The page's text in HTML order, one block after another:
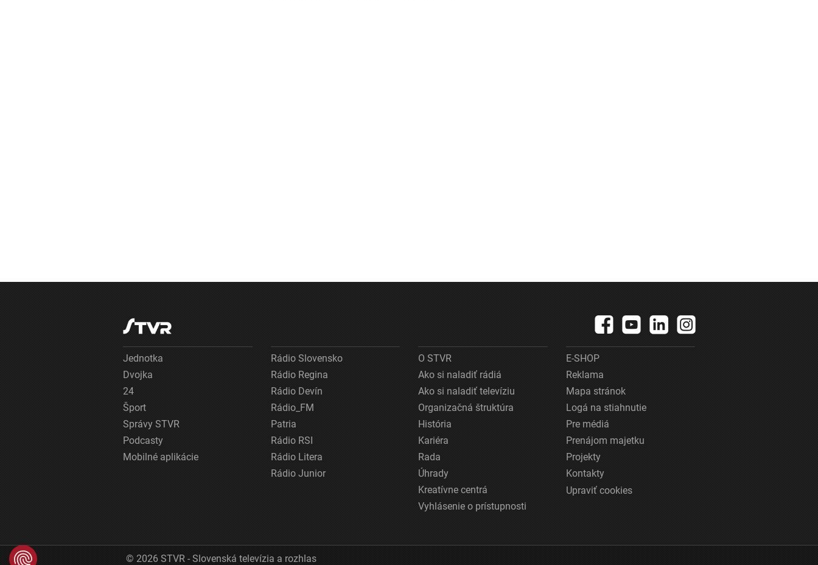
Jednotka
Dvojka
24
Šport
Správy STVR
Podcasty
Mobilné aplikácie
Rádio Slovensko
Rádio Regina
Rádio Devín
Rádio_FM
Patria
Rádio RSI
Rádio Litera
Rádio Junior
O STVR
Ako si naladiť rádiá
Ako si naladiť televíziu
Organizačná štruktúra
História
Kariéra
Rada
Úhrady
Kreatívne centrá
Vyhlásenie o prístupnosti
E-SHOP
Reklama
Mapa stránok
Logá na stiahnutie
Pre médiá
Prenájom majetku
Projekty
Kontakty
Upraviť cookies
© 2026 STVR - Slovenská televízia a rozhlas